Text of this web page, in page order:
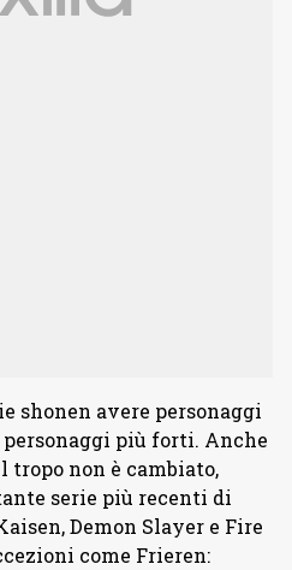
shonen avere personaggi
più forti. Anche
non è cambiato,
serie più recenti di
Demon Slayer e Fire
come Frieren: